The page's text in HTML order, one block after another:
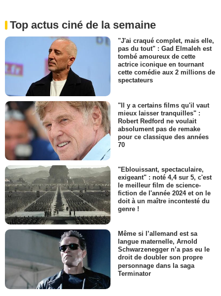
Top actus ciné de la semaine
"J'ai craqué complet, mais elle,
pas du tout" : Gad Elmaleh est
tombé amoureux de cette
actrice iconique en tournant
cette comédie aux 2 millions de
spectateurs
"Il y a certains films qu'il vaut
mieux laisser tranquilles" :
Robert Redford ne voulait
absolument pas de remake
pour ce classique des années
70
"Eblouissant, spectaculaire,
exigeant" : noté 4,4 sur 5, c'est
le meilleur film de science-
fiction de l'année 2024 et on le
doit à un maître incontesté du
genre !
Même si l’allemand est sa
langue maternelle, Arnold
Schwarzenegger n’a pas eu le
droit de doubler son propre
personnage dans la saga
Terminator